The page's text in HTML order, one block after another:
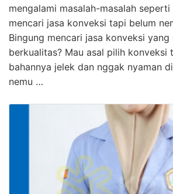
mengalami masalah-masalah seperti
mencari jasa konveksi tapi belum
Bingung mencari jasa konveksi yang
berkualitas? Mau asal pilih konveksi
bahannya jelek dan nggak nyaman
nemu …